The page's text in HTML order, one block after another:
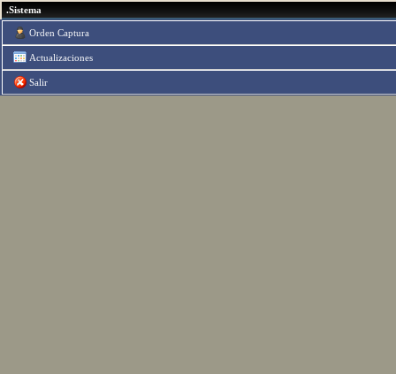
.Sistema
Orden Captura
Actualizaciones
Salir